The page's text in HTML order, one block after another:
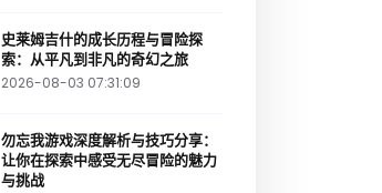
史莱姆吉什的成长历程与冒险探
索：从平凡到非凡的奇幻之旅
2026-08-03 07:31:09
勿忘我游戏深度解析与技巧分享：
让你在探索中感受无尽冒险的魅力
与挑战